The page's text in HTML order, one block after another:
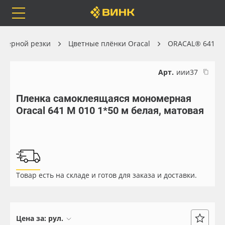
Каталог
Бренды
Доставка
Весь каталог
Самоклеящиеся плёнки
Листовые материалы
резки Цветные плёнки Oracal ORACAL® 641
Арт. иии37
Пленка самоклеящаяся мономерная
Oracal 641 M 010 1*50 м белая, матовая
Товар есть на складе и готов для заказа и доставки.
Цена за: рул.